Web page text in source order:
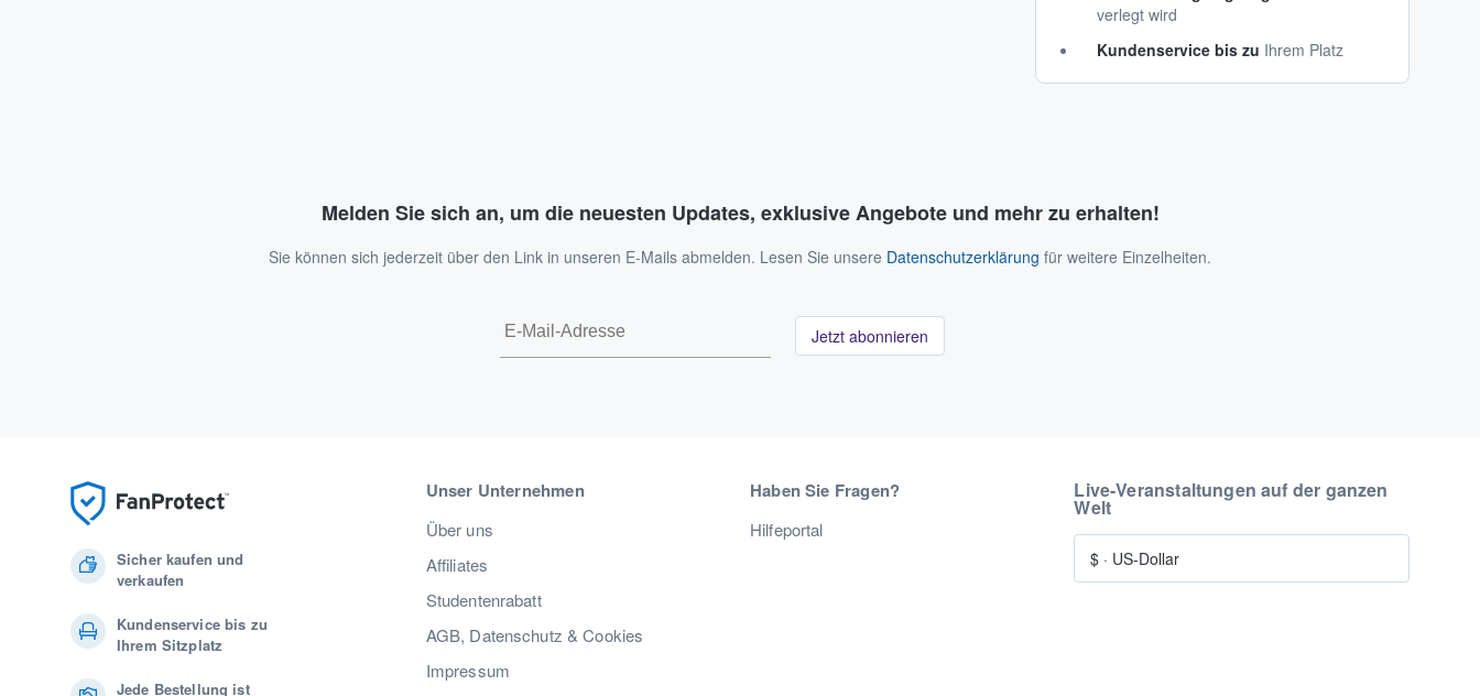
verlegt wird
Kundenservice bis zu Ihrem Platz
Melden Sie sich an, um die neuesten Updates, exklusive Angebote und mehr zu erhalten!
Sie können sich jederzeit über den Link in unseren E-Mails abmelden. Lesen Sie unsere Datenschutzerklärung für weitere Einzelheiten.
Jetzt abonnieren
Sicher kaufen und
verkaufen
Kundenservice bis zu
Ihrem Sitzplatz
Jede Bestellung ist
Unser Unternehmen
Über uns
Affiliates
Studentenrabatt
AGB, Datenschutz & Cookies
Impressum
Haben Sie Fragen?
Hilfeportal
Live-Veranstaltungen auf der ganzen
Welt
$ · US-Dollar